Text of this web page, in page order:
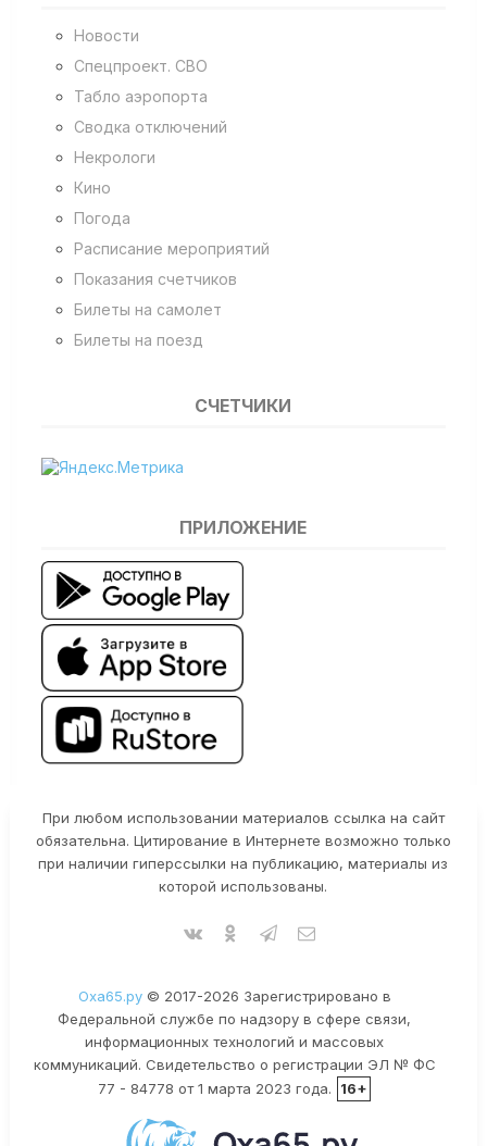
Новости
Спецпроект. СВО
Табло аэропорта
Сводка отключений
Некрологи
Кино
Погода
Расписание мероприятий
Показания счетчиков
Билеты на самолет
Билеты на поезд
СЧЕТЧИКИ
ПРИЛОЖЕНИЕ
При любом использовании материалов ссылка на сайт
обязательна. Цитирование в Интернете возможно только
при наличии гиперссылки на публикацию, материалы из
которой использованы.
Оха65.ру© 2017-2026 Зарегистрировано в
Федеральной службе по надзору в сфере связи,
информационных технологий и массовых
коммуникаций. Свидетельство о регистрации ЭЛ № ФС
77 - 84778 от 1 марта 2023 года.
16+